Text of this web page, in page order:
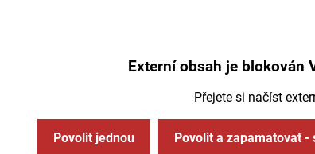
Externí obsah je blokován
Přejete si načíst
Povolit jednou Povolit a zapamatovat